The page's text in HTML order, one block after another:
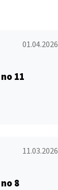
01.04.2026
11
11.03.2026
8